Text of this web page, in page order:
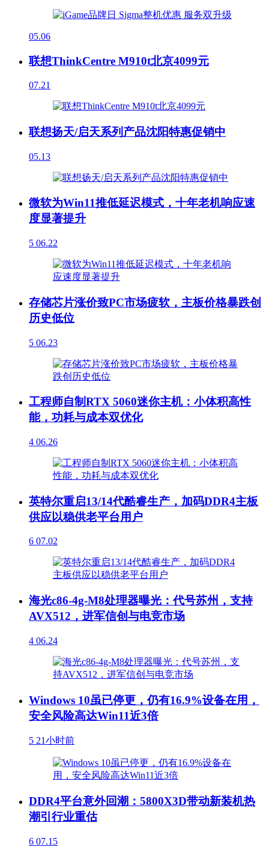
05.06
联想ThinkCentre M910t北京4099元
07.21
联想扬天/启天系列产品沈阳特惠促销中
05.13
微软为Win11推低延迟模式，十年老机响应速
度显著提升
5 06.22
存储芯片涨价致PC市场疲软，主板价格暴跌创
历史低位
5 06.23
工程师自制RTX 5060迷你主机：小体积高性
能，功耗与成本双优化
4 06.26
英特尔重启13/14代酷睿生产，加码DDR4主板
供应以稳供老平台用户
6 07.02
海光c86-4g-M8处理器曝光：代号苏州，支持
AVX512，进军信创与电竞市场
4 06.24
Windows 10虽已停更，仍有16.9%设备在用，
安全风险高达Win11近3倍
5 21小时前
DDR4平台意外回潮：5800X3D带动新装机热
潮引行业重估
6 07.15